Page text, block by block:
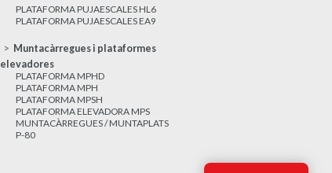
PLATAFORMA PUJAESCALES HL6
PLATAFORMA PUJAESCALES EA9
Muntacàrregues i plataformes
elevadores
PLATAFORMA MPHD
PLATAFORMA MPH
PLATAFORMA MPSH
PLATAFORMA ELEVADORA MPS
MUNTACÀRREGUES / MUNTAPLATS
P-80